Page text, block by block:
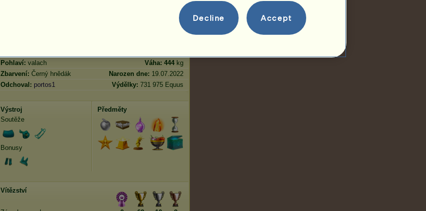
Pohlaví: valach Váha: 444 kg
Zbarvení: Černý hnědák Narozen dne: 19.07.2022
Odchoval: portos1 Výdělky: 731 975 Equus
Výstroj
Soutěže
Bonusy
Předměty
Vítězství
Decline Accept